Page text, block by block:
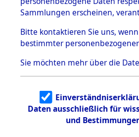
5.3
Todesmärsche
5.3.1 Alliierte
Erhebungen
zu
Todesmärsch
en
5.3.2
Identifizierun
g
5.3.3
Todesmärsch
Sammlungen erscheinen,
Bitte kontaktieren Sie uns,
bestimmter
Sie möchten mehr über die
Daten ausschließlich für
und